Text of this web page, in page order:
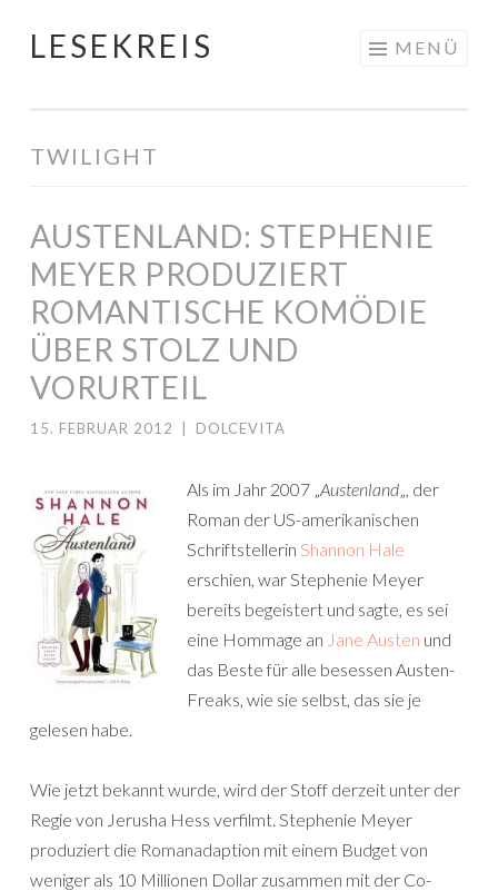
Springe
LESEKREIS MENÜ
TWILIGHT
AUSTENLAND: STEPHENIE
MEYER PRODUZIERT
ROMANTISCHE KOMÖDIE
ÜBER STOLZ UND
VORURTEIL
15. FEBRUAR 2012 DOLCEVITA
Als im Jahr 2007 „Austenland„, der
Roman der US-amerikanischen
Schriftstellerin Shannon Hale
erschien, war Stephenie Meyer
bereits begeistert und sagte, es sei
eine Hommage an Jane Austen und
das Beste für alle besessen Austen-
Freaks, wie sie selbst, das sie je
gelesen habe.
Wie jetzt bekannt wurde, wird der Stoff derzeit unter der
Regie von Jerusha Hess verfilmt. Stephenie Meyer
produziert die Romanadaption mit einem Budget von
weniger als 10 Millionen Dollar zusammen mit der Co-